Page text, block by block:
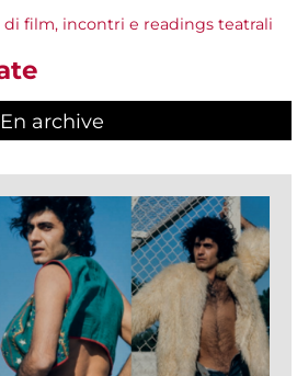
di film, incontri e readings teatrali
En archive